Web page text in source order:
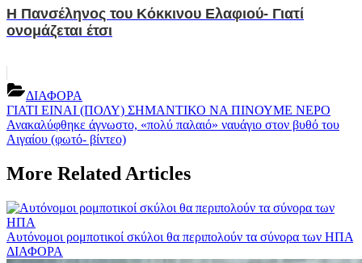
H Πανσέληνος του Κόκκινου Ελαφιού- Γιατί
ονομάζεται έτσι
ΔΙΑΦΟΡΑ
Post
navigation
Previous
Post:
ΓΙΑΤΙ ΕΙΝΑΙ (ΠΟΛΥ) ΣΗΜΑΝΤΙΚΟ ΝΑ ΠΙΝΟΥΜΕ ΝΕΡΟ
Next
Post:
Ανακαλύφθηκε άγνωστο, «πολύ παλαιό» ναυάγιο στον βυθό του
Αιγαίου (φωτό- βίντεο)
More Related Articles
Αυτόνομοι ρομποτικοί σκύλοι θα περιπολούν τα σύνορα των ΗΠΑ
ΔΙΑΦΟΡΑ